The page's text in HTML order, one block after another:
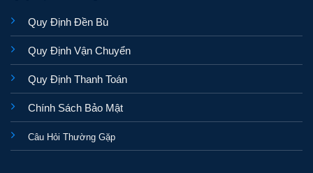
Quy Định Đền Bù
Quy Định Vận Chuyển
Quy Định Thanh Toán
Chính Sách Bảo Mật
Câu Hỏi Thường Gặp